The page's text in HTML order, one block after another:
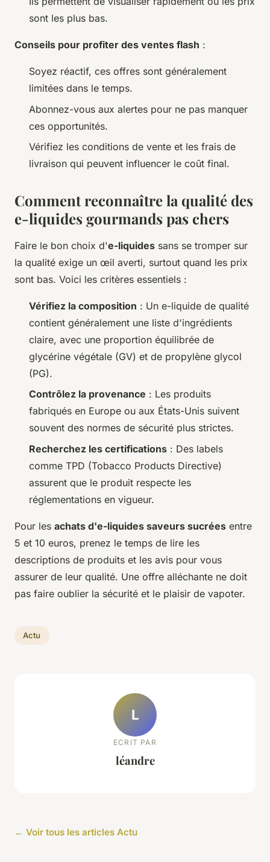
sont les plus bas.
Conseils pour profiter des ventes flash :
Soyez réactif, ces offres sont généralement
limitées dans le temps.
Abonnez-vous aux alertes pour ne pas manquer
ces opportunités.
Vérifiez les conditions de vente et les frais de
livraison qui peuvent influencer le coût final.
Comment reconnaître la qualité des
e-liquides gourmands pas chers
Faire le bon choix d'e-liquides sans se tromper sur
la qualité exige un œil averti, surtout quand les prix
sont bas. Voici les critères essentiels :
Vérifiez la composition : Un e-liquide de qualité
contient généralement une liste d'ingrédients
claire, avec une proportion équilibrée de
glycérine végétale (GV) et de propylène glycol
(PG).
Contrôlez la provenance : Les produits
fabriqués en Europe ou aux États-Unis suivent
souvent des normes de sécurité plus strictes.
Recherchez les certifications : Des labels
comme TPD (Tobacco Products Directive)
assurent que le produit respecte les
réglementations en vigueur.
Pour les achats d'e-liquides saveurs sucrées entre
5 et 10 euros, prenez le temps de lire les
descriptions de produits et les avis pour vous
assurer de leur qualité. Une offre alléchante ne doit
pas faire oublier la sécurité et le plaisir de vapoter.
Actu
L
ECRIT PAR
léandre
← Voir tous les articles Actu